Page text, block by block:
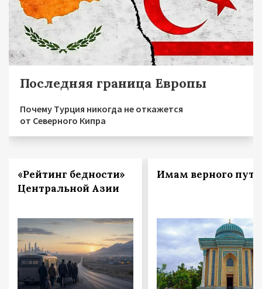
Последняя граница Европы
Почему Турция никогда не откажется
от Северного Кипра
«Рейтинг бедности»
Центральной Азии
Имам верного пути